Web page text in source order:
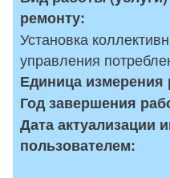
ремонту:
Установка
управления
Единица измерения
Год завершения
Дата актуализации
пользователем: